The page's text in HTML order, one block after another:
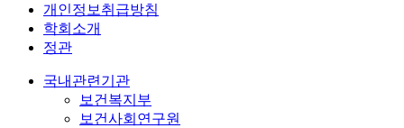
개인정보취급방침
학회소개
정관
국내관련기관
보건복지부
보건사회연구원